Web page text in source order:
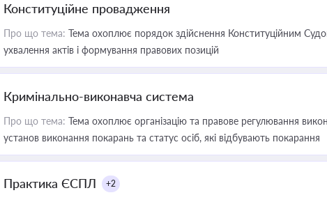
Конституційне провадження
Про що тема: Тема охоплює порядок здійснення Конституційним
ухвалення актів і формування правових позицій
Кримінально-виконавча система
Про що тема: Тема охоплює організацію та правове регулювання
установ виконання покарань та статус осіб, які відбувають покарання
Практика ЄСПЛ +2